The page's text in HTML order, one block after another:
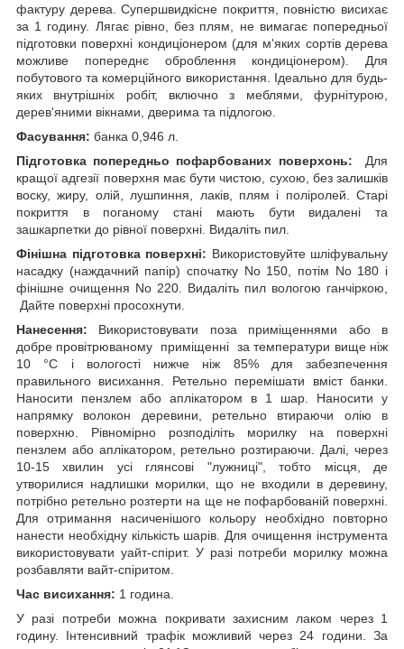
фактуру дерева. Супершвидкісне покриття, повністю висихає
за 1 годину. Лягає рівно, без плям, не вимагає попередньої
підготовки поверхні кондиціонером (для м'яких сортів дерева
можливе попереднє оброблення кондиціонером). Для
побутового та комерційного використання. Ідеально для будь-
яких внутрішніх робіт, включно з меблями, фурнітурою,
дерев'яними вікнами, дверима та підлогою.
Фасування: банка 0,946 л.
Підготовка попередньо пофарбованих поверхонь: Для
кращої адгезії поверхня має бути чистою, сухою, без залишків
воску, жиру, олій, лушпиння, лаків, плям і поліролей. Старі
покриття в поганому стані мають бути видалені та
зашкарпетки до рівної поверхні. Видаліть пил.
Фінішна підготовка поверхні: Використовуйте шліфувальну
насадку (наждачний папір) спочатку No 150, потім No 180 і
фінішне очищення No 220. Видаліть пил вологою ганчіркою,
Дайте поверхні просохнути.
Нанесення: Використовувати поза приміщеннями або в
добре провітрюваному приміщенні за температури вище ніж
10 °C і вологості нижче ніж 85% для забезпечення
правильного висихання. Ретельно перемішати вміст банки.
Наносити пензлем або аплікатором в 1 шар. Наносити у
напрямку волокон деревини, ретельно втираючи олію в
поверхню. Рівномірно розподіліть морилку на поверхні
пензлем або аплікатором, ретельно розтираючи. Далі, через
10-15 хвилин усі глянсові "лужниці", тобто місця, де
утворилися надлишки морилки, що не входили в деревину,
потрібно ретельно розтерти на ще не пофарбованій поверхні.
Для отримання насиченішого кольору необхідно повторно
нанести необхідну кількість шарів. Для очищення інструмента
використовувати уайт-спірит. У разі потреби морилку можна
розбавляти вайт-спіритом.
Час висихання: 1 година.
У разі потреби можна покривати захисним лаком через 1
годину. Інтенсивний трафік можливий через 24 години. За